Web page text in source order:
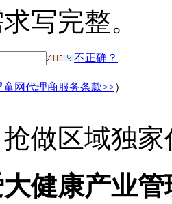
写完整。
不正确？
童网代理商服务条款>>）
做区域独
健康产业